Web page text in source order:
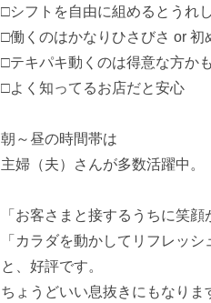
□シフトを自由に組めるとうれ
□働くのはかなりひさびさ or 初
□テキパキ動くのは得意な方かも
□よく知ってるお店だと安心
朝～昼の時間帯は
主婦（夫）さんが多数活躍中。
「お客さまと接するうちに笑顔
「カラダを動かしてリフレッシ
と、好評です。
ちょうどいい息抜きにもなりま